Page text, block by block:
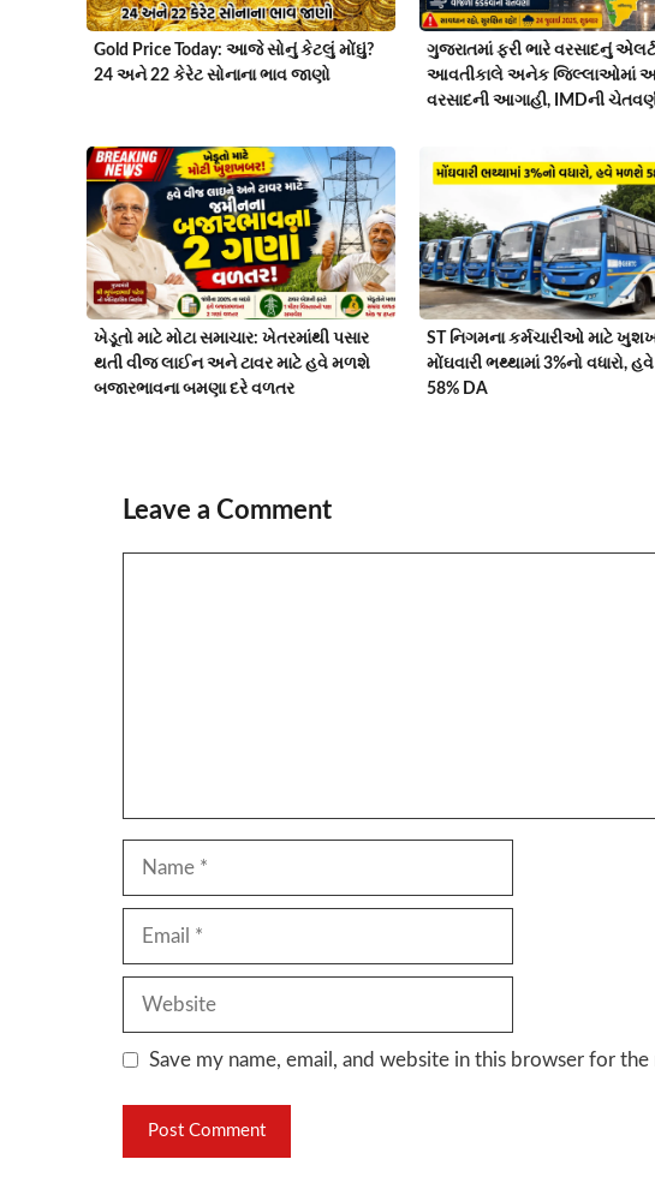
Gold Price Today: આજે સોનું કેટલું મોંઘું?
24 અને 22 કેરેટ સોનાના ભાવ જાણો
ગુજરાતમાં ફરી ભારે વરસાદનું
આવતીકાલે અનેક જિલ્લાઓમાં
વરસાદની આગાહી, IMDની
ખેડૂતો માટે મોટા સમાચાર: ખેતરમાંથી પસાર
થતી વીજ લાઈન અને ટાવર માટે હવે મળશે
બજારભાવના બમણા દરે વળતર
ST નિગમના કર્મચારીઓ માટે
મોંઘવારી ભથ્થામાં 3%નો વધારો,
58% DA
Leave a Comment
Save my name, email, and website in this browser for